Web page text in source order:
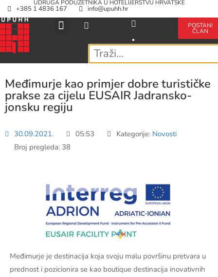
UDRUGA PODUZETNIKA U HOTELIJERSTVU HRVATSKE
+385 1 4836 167 info@upuhh.hr
POSTANI
ČLAN
Međimurje kao primjer dobre turističke
prakse za cijelu EUSAIR Jadransko-
jonsku regiju
30.09.2021. 05:53 Kategorije: Novosti
Broj pregleda: 38
Međimurje je destinacija koja svoju malu površinu pretvara u
prednost i pozicionira se kao boutique destinacija inovativnih